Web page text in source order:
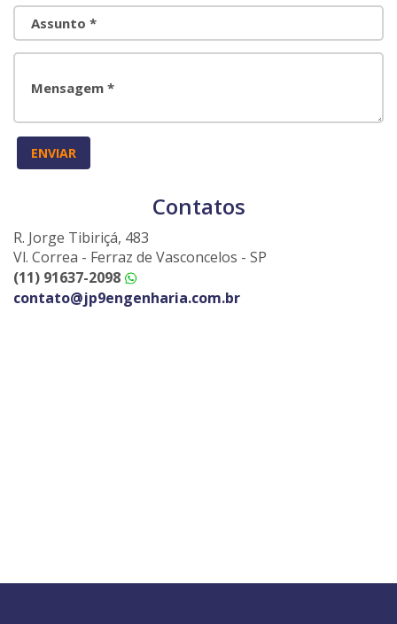
Assunto *
Mensagem *
Contatos
R. Jorge Tibiriçá, 483
Vl. Correa - Ferraz de Vasconcelos - SP
(11) 91637-2098
contato@jp9engenharia.com.br